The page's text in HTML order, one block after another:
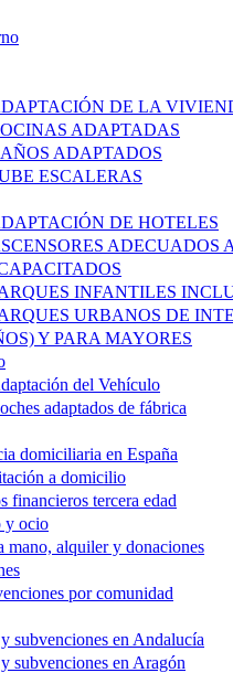
DE LA
ADAPTADAS
ADAPTADOS
ESCALERAS
DE HOTELES
ADECUADOS
INFANTILES
URBANOS DE
Y PARA MAYORES
del Vehículo
adaptados de fábrica
domiciliaria en España
a domicilio
financieros tercera edad
y ocio
mano, alquiler y donaciones
por comunidad
subvenciones en Andalucía
subvenciones en Aragón